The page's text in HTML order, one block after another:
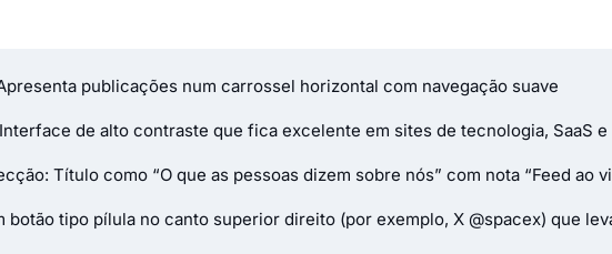
publicações num carrossel horizontal com navegação suave
de alto contraste que fica excelente em sites de tecnologia, SaaS e
Título como “O que as pessoas dizem sobre nós” com nota “Feed ao
botão tipo pílula no canto superior direito (por exemplo, X @spacex) que